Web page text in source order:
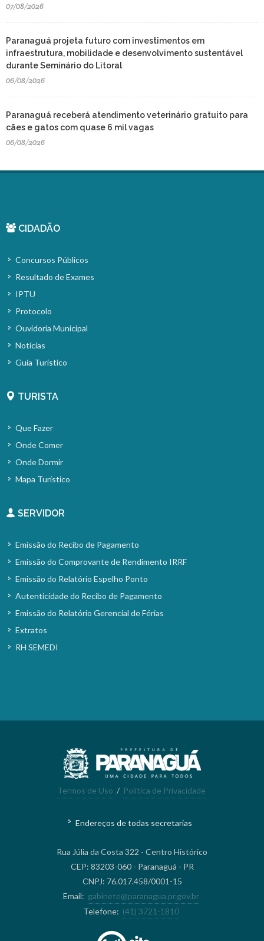
07/08/2026
Paranaguá projeta futuro com investimentos em
infraestrutura, mobilidade e desenvolvimento sustentável
durante Seminário do Litoral
06/08/2026
Paranaguá receberá atendimento veterinário gratuito para
cães e gatos com quase 6 mil vagas
06/08/2026
CIDADÃO
Concursos Públicos
Resultado de Exames
IPTU
Protocolo
Ouvidoria Municipal
Notícias
Guia Turístico
TURISTA
Que Fazer
Onde Comer
Onde Dormir
Mapa Turístico
SERVIDOR
Emissão do Recibo de Pagamento
Emissão do Comprovante de Rendimento IRRF
Emissão do Relatório Espelho Ponto
Autenticidade do Recibo de Pagamento
Emissão do Relatório Gerencial de Férias
Extratos
RH SEMEDI
Termos de Uso / Política de Privacidade
Endereços de todas secretarias
Rua Júlia da Costa 322 - Centro Histórico
CEP: 83203-060 - Paranaguá - PR
CNPJ: 76.017.458/0001-15
Email: gabinete@paranagua.pr.gov.br
Telefone: (41) 3721-1810